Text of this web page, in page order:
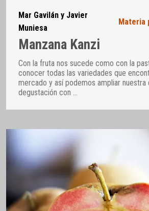
Mar Gavilán y Javier
Muniesa
Materia
Manzana Kanzi
Con la fruta nos sucede como con la
conocer todas las variedades que
mercado y así podemos ampliar nuestra
degustación con …